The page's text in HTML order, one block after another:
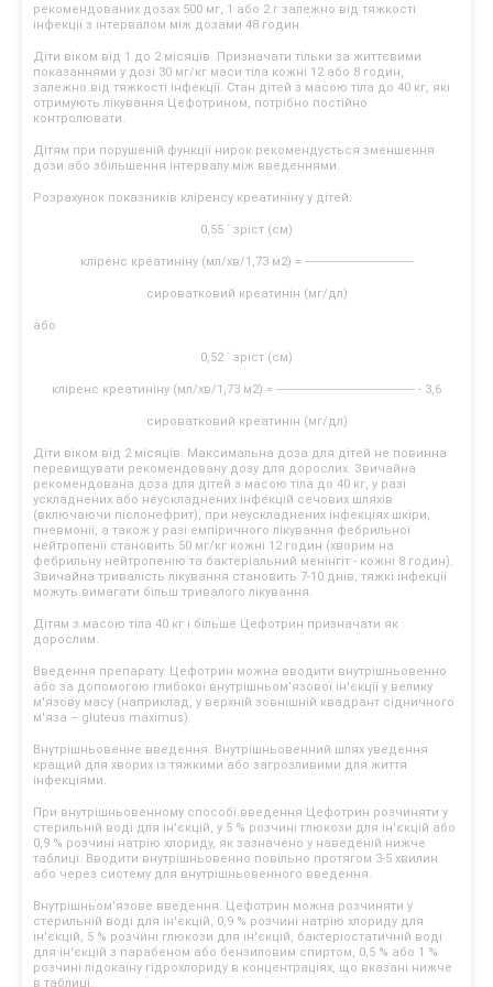
рекомендованих дозах 500 мг, 1 або 2 г залежно від тяжкості
інфекції з інтервалом між дозами 48 годин.
Діти віком від 1 до 2 місяців. Призначати тільки за життєвими
показаннями у дозі 30 мг/кг маси тіла кожні 12 або 8 годин,
залежно від тяжкості інфекції. Стан дітей з масою тіла до 40 кг, які
отримують лікування Цефотрином, потрібно постійно
контролювати.
Дітям при порушеній функції нирок рекомендується зменшення
дози або збільшення інтервалу між введеннями.
Розрахунок показників кліренсу креатиніну у дітей:
0,55 ´ зріст (см)
кліренс креатиніну (мл/хв/1,73 м2) = ---------------------------------
сироватковий креатинін (мг/дл)
або
0,52 ´ зріст (см)
кліренс креатиніну (мл/хв/1,73 м2) = ------------------------------------------ - 3,6
сироватковий креатинін (мг/дл)
Діти віком від 2 місяців. Максимальна доза для дітей не повинна
перевищувати рекомендовану дозу для дорослих. Звичайна
рекомендована доза для дітей з масою тіла до 40 кг, у разі
ускладнених або неускладнених інфекцій сечових шляхів
(включаючи пієлонефрит), при неускладнених інфекціях шкіри,
пневмонії, а також у разі емпіричного лікування фебрильної
нейтропенії становить 50 мг/кг кожні 12 годин (хворим на
фебрильну нейтропенію та бактеріальний менінгіт - кожні 8 годин).
Звичайна тривалість лікування становить 7-10 днів, тяжкі інфекції
можуть вимагати більш тривалого лікування.
Дітям з масою тіла 40 кг і більше Цефотрин призначати як
дорослим.
Введення препарату. Цефотрин можна вводити внутрішньовенно
або за допомогою глибокої внутрішньом’язової ін'єкції у велику
м'язову масу (наприклад, у верхній зовнішній квадрант сідничного
м'яза – gluteus maximus).
Внутрішньовенне введення. Внутрішньовенний шлях уведення
кращий для хворих із тяжкими або загрозливими для життя
інфекціями.
При внутрішньовенному способі введення Цефотрин розчиняти у
стерильній воді для ін'єкцій, у 5 % розчині глюкози для ін'єкцій або
0,9 % розчині натрію хлориду, як зазначено у наведеній нижче
таблиці. Вводити внутрішньовенно повільно протягом 3-5 хвилин
або через систему для внутрішньовенного введення.
Внутрішньом’язове введення. Цефотрин можна розчиняти у
стерильній воді для ін'єкцій, 0,9 % розчині натрію хлориду для
ін'єкцій, 5 % розчині глюкози для ін'єкцій, бактеріостатичній воді
для ін'єкцій з парабеном або бензиловим спиртом, 0,5 % або 1 %
розчині лідокаїну гідрохлориду в концентраціях, що вказані нижче
в таблиці.